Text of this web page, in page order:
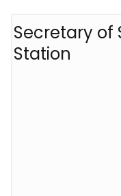
Secretary of
Station